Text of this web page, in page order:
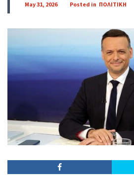
May 31, 2026 Posted in ΠΟΛΙΤΙΚΗ